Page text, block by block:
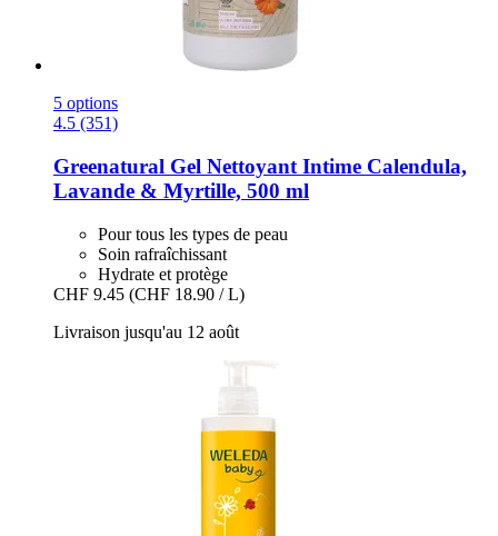
5 options
4.5 (351)
Greenatural Gel Nettoyant Intime Calendula,
Lavande & Myrtille, 500 ml
Pour tous les types de peau
Soin rafraîchissant
Hydrate et protège
CHF 9.45 (CHF 18.90 / L)
Livraison jusqu'au 12 août